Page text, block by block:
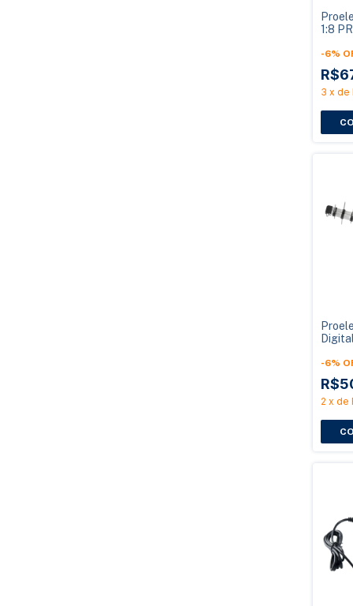
1:8
-6%
3 x de
com
-6%
2 x de